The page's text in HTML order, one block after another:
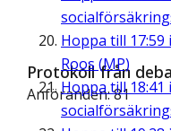
Hoppa till 17:59
Roos (MP)
Hoppa till 18:41
Protokoll från
Anföranden: 81